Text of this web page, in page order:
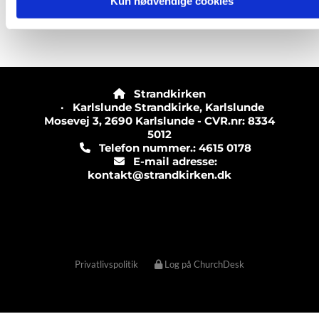

Strandkirken
· Karlslunde Strandkirke, Karlslunde
Mosevej 3, 2690 Karlslunde - CVR.nr: 8334
5012
Telefon nummer.: 4615 0178
E-mail adresse:
kontakt@strandkirken.dk
Privatlivspolitik Log på ChurchDesk